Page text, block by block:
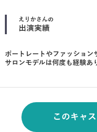
えりかさんの
出演実績
ポートレートやファッション
サロンモデルは何度も経験あ
このキャ